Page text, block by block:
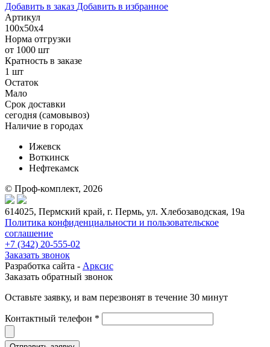
Добавить в заказ Добавить в избранное
Артикул
100х50х4
Норма отгрузки
от 1000 шт
Кратность в заказе
1 шт
Остаток
Мало
Срок доставки
cегодня (самовывоз)
Наличие в городах
Ижевск
Воткинск
Нефтекамск
© Проф-комплект, 2026
614025, Пермский край, г. Пермь, ул. Хлебозаводская, 19а
Политика конфиденциальности и пользовательское
соглашение
+7 (342) 20-555-02
Заказать звонок
Разработка сайта - Арксис
Заказать обратный звонок
Оставьте заявку, и вам перезвонят в течение 30 минут
Контактный телефон *